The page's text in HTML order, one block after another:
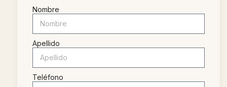
Nombre
Apellido
Teléfono